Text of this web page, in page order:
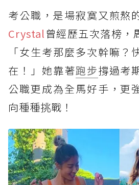
考公職，是場寂寞又煎熬
Crystal 曾經歷五次落榜，
「女生考那麼多次幹嘛？
在！」她靠著跑步撐過考
公職更成為全馬好手，更
向種種挑戰！